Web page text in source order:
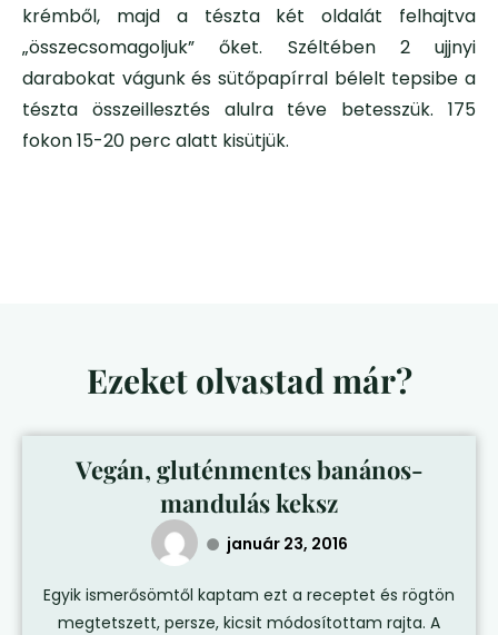
krémből, majd a tészta két oldalát felhajtva
„összecsomagoljuk” őket. Széltében 2 ujjnyi
darabokat vágunk és sütőpapírral bélelt tepsibe a
tészta összeillesztés alulra téve betesszük. 175
fokon 15-20 perc alatt kisütjük.
Ezeket olvastad már?
Vegán, gluténmentes banános-
mandulás keksz
január 23, 2016
Egyik ismerősömtől kaptam ezt a receptet és rögtön
megtetszett, persze, kicsit módosítottam rajta. A